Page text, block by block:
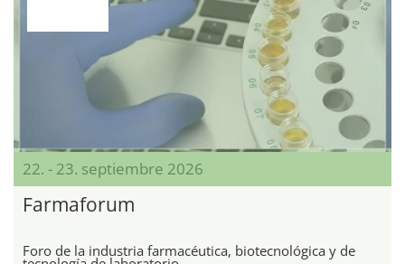
22. - 23. septiembre 2026
Farmaforum
Foro de la industria farmacéutica, biotecnológica y de